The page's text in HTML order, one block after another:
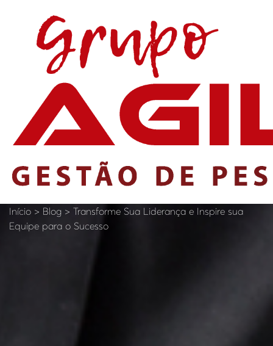
Início > Blog > Transforme Sua Liderança e Inspire sua
Equipe para o Sucesso